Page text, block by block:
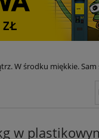
W środku miękkie.
w